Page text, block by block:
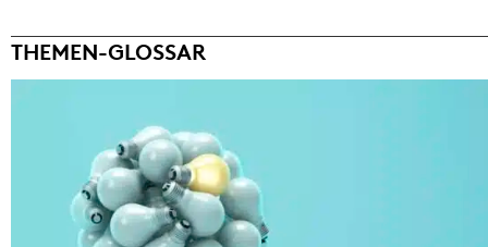
THEMEN-GLOSSAR